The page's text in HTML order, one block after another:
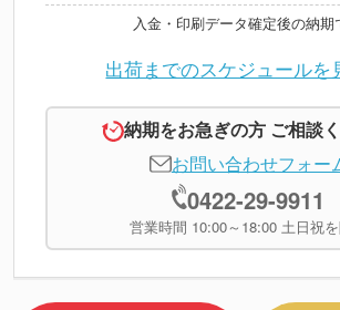
入金・印刷データ確定後の納期
出荷までのスケジュールを
納期をお急ぎの方 ご相談
お問い合わせフォー
0422-29-9911
営業時間 10:00～18:00 土日祝を